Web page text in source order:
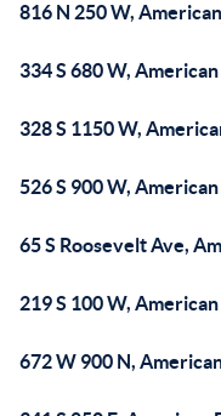
816 N 250 W,
334 S 680 W,
328 S 1150 W,
526 S 900 W,
65 S Roosevelt Ave,
219 S 100 W,
672 W 900 N,